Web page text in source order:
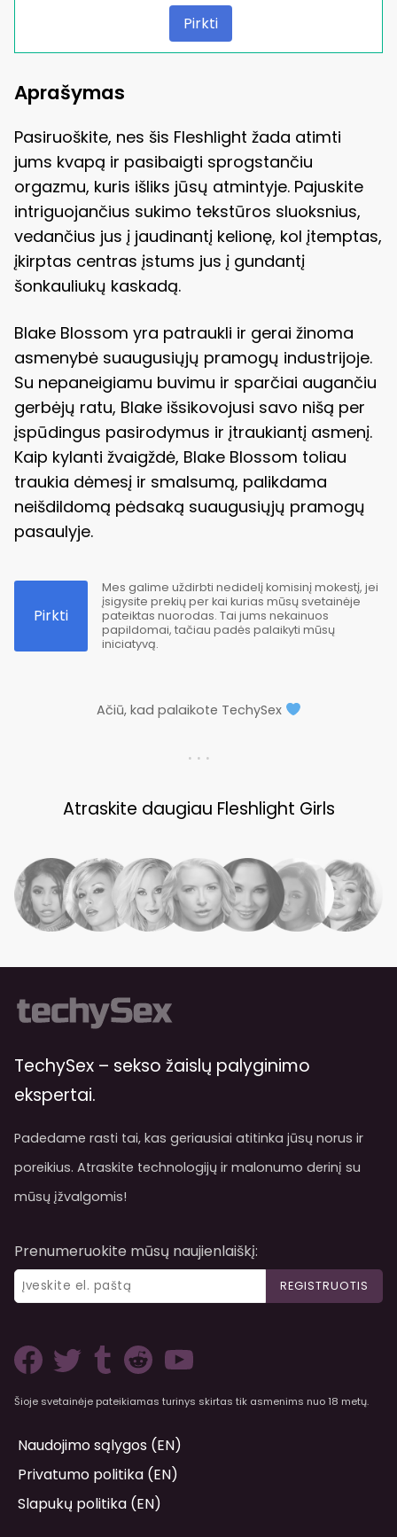
Pirkti
Aprašymas
Pasiruoškite, nes šis Fleshlight žada atimti
jums kvapą ir pasibaigti sprogstančiu
orgazmu, kuris išliks jūsų atmintyje. Pajuskite
intriguojančius sukimo tekstūros sluoksnius,
vedančius jus į jaudinantį kelionę, kol įtemptas,
įkirptas centras įstums jus į gundantį
šonkauliukų kaskadą.
Blake Blossom yra patraukli ir gerai žinoma
asmenybė suaugusiųjų pramogų industrijoje.
Su nepaneigiamu buvimu ir sparčiai augančiu
gerbėjų ratu, Blake išsikovojusi savo nišą per
įspūdingus pasirodymus ir įtraukiantį asmenį.
Kaip kylanti žvaigždė, Blake Blossom toliau
traukia dėmesį ir smalsumą, palikdama
neišdildomą pėdsaką suaugusiųjų pramogų
pasaulyje.
Pirkti
Mes galime uždirbti nedidelį komisinį mokestį, jei
įsigysite prekių per kai kurias mūsų svetainėje
pateiktas nuorodas. Tai jums nekainuos
papildomai, tačiau padės palaikyti mūsų
iniciatyvą.
Ačiū, kad palaikote TechySex
. . .
Atraskite daugiau Fleshlight Girls
TechySex – sekso žaislų palyginimo
ekspertai.
Padedame rasti tai, kas geriausiai atitinka jūsų norus ir
poreikius. Atraskite technologijų ir malonumo derinį su
mūsų įžvalgomis!
Prenumeruokite mūsų naujienlaiškį:
REGISTRUOTIS
Šioje svetainėje pateikiamas turinys skirtas tik asmenims nuo 18 metų.
Naudojimo sąlygos (EN)
Privatumo politika (EN)
Slapukų politika (EN)